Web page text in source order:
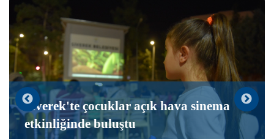
Siverek'te çocuklar açık hava sinema
etkinliğinde buluştu